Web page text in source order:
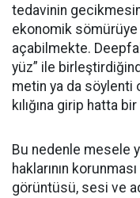
tedavinin
ekonomik sömürüye
açabilmekte.
yüz” ile
metin ya da söylenti
kılığına girip hatta
Bu nedenle mesele
haklarının
görüntüsü, sesi ve